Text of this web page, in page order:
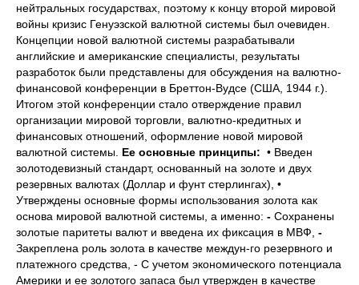
нейтральных государствах, поэтому к концу второй мировой
войны кризис Генуэзской валютной системы был очевиден.
Концепции новой валютной системы разрабатывали
английские и американские специалисты, результаты
разработок были представлены для обсуждения на валютно-
финансовой конференции в Бреттон-Вудсе (США, 1944 г.).
Итогом этой конференции стало отверждение правил
организации мировой торговли, валютно-кредитных и
финансовых отношений, оформление новой мировой
валютной системы. Ее основные принципы: • Введен
золотодевизный стандарт, основанный на золоте и двух
резервных валютах (Доллар и фунт стерлингах), •
Утверждены основные формы использования золота как
основа мировой валютной системы, а именно: - Сохранены
золотые паритеты валют и введена их фиксация в МВФ, -
Закреплена роль золота в качестве междун-го резервного и
платежного средства, - С учетом экономического потенциала
Америки и ее золотого запаса был утвержден в качестве